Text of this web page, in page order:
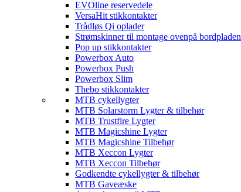
EVOline reservedele
VersaHit stikkontakter
Trådløs Qi oplader
Strømskinner til montage ovenpå bordpladen
Pop up stikkontakter
Powerbox Auto
Powerbox Push
Powerbox Slim
Thebo stikkontakter
MTB cykellygter
MTB Solarstorm Lygter & tilbehør
MTB Trustfire Lygter
MTB Magicshine Lygter
MTB Magicshine Tilbehør
MTB Xeccon Lygter
MTB Xeccon Tilbehør
Godkendte cykellygter & tilbehør
MTB Gaveæske